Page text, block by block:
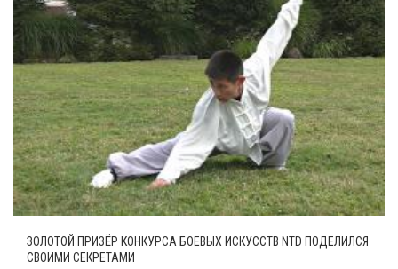
ЗОЛОТОЙ ПРИЗЁР КОНКУРСА БОЕВЫХ ИСКУССТВ NTD ПОДЕЛИЛСЯ
СВОИМИ СЕКРЕТАМИ